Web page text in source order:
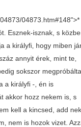
Esznek-isznak, s
a királyfi, hogy miben
annyit érek, mint te,
sokszor
a királyfi -, én is
akkor hozz nekem is, s
kell a kincsed, add
nem is hozok vizet.